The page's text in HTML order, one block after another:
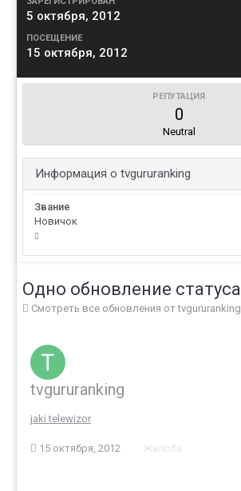
5 октября, 2012
ПОСЕЩЕНИЕ
15 октября, 2012
РЕПУТАЦИЯ
0
Neutral
Информация о tvgururanking
Звание
Новичок
Одно обновление статуса
Смотреть все обновления от tvgururanking
tvgururanking
jaki telewizor
15 октября, 2012 Жалоба